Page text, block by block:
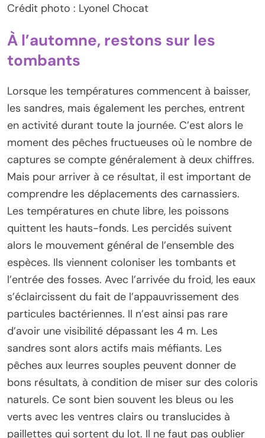
Crédit photo : Lyonel Chocat
À l’automne, restons sur les
tombants
Lorsque les températures commencent à baisser,
les sandres, mais également les perches, entrent
en activité durant toute la journée. C’est alors le
moment des pêches fructueuses où le nombre de
captures se compte généralement à deux chiffres.
Mais pour arriver à ce résultat, il est important de
comprendre les déplacements des carnassiers.
Les températures en chute libre, les poissons
quittent les hauts-fonds. Les percidés suivent
alors le mouvement général de l’ensemble des
espèces. Ils viennent coloniser les tombants et
l’entrée des fosses. Avec l’arrivée du froid, les eaux
s’éclaircissent du fait de l’appauvrissement des
particules bactériennes. Il n’est ainsi pas rare
d’avoir une visibilité dépassant les 4 m. Les
sandres sont alors actifs mais méfiants. Les
pêches aux leurres souples peuvent donner de
bons résultats, à condition de miser sur des coloris
naturels. Ce sont bien souvent les bleus ou les
verts avec les ventres clairs ou translucides à
paillettes qui sortent du lot. Il ne faut pas oublier